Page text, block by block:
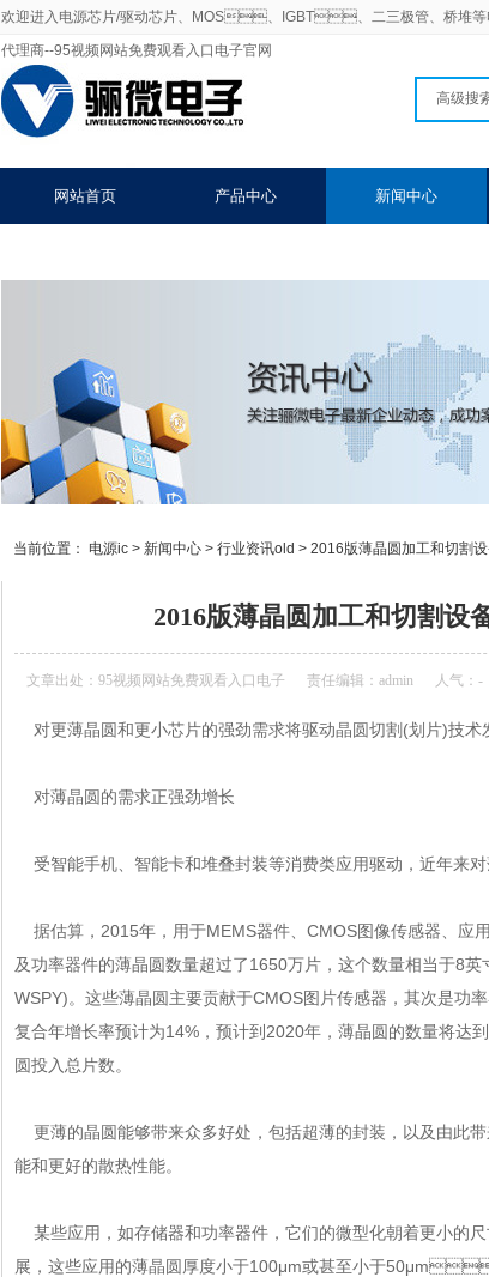
欢迎进入电源芯片/驱动芯片、MOS、IGBT、二三极管、桥堆
代理商--95视频网站免费观看入口电子官网
高级搜
网站首页 产品中心 新闻中心
当前位置： 电源ic > 新闻中心 > 行业资讯old > 2016版薄晶圆加工和切割设备
2016版薄晶圆加工和切割设备
文章出处： 95视频网站免费观看入口电子 责任编辑：admin 人气： -
对更薄晶圆和更小芯片的强劲需求将驱动晶圆切割(划片)技术发展
对薄晶圆的需求正强劲增长
受智能手机、智能卡和堆叠封装等消费类应用驱动，近年来对薄
据估算，2015年，用于MEMS器件、CMOS图像传感器
及功率器件的薄晶圆数量超过了1650万片，这个数量相当于
WSPY)。这些薄晶圆主要贡献于CMOS图片传感器，其次是功率
复合年增长率预计为14%，预计到2020年，薄晶圆的数量将达
圆投入总片数。
更薄的晶圆能够带来众多好处，包括超薄的封装，以及由此
能和更好的散热性能。
某些应用，如存储器和功率器件，它们的微型化朝着更小
展，这些应用的薄晶圆厚度小于100μm或甚至小于